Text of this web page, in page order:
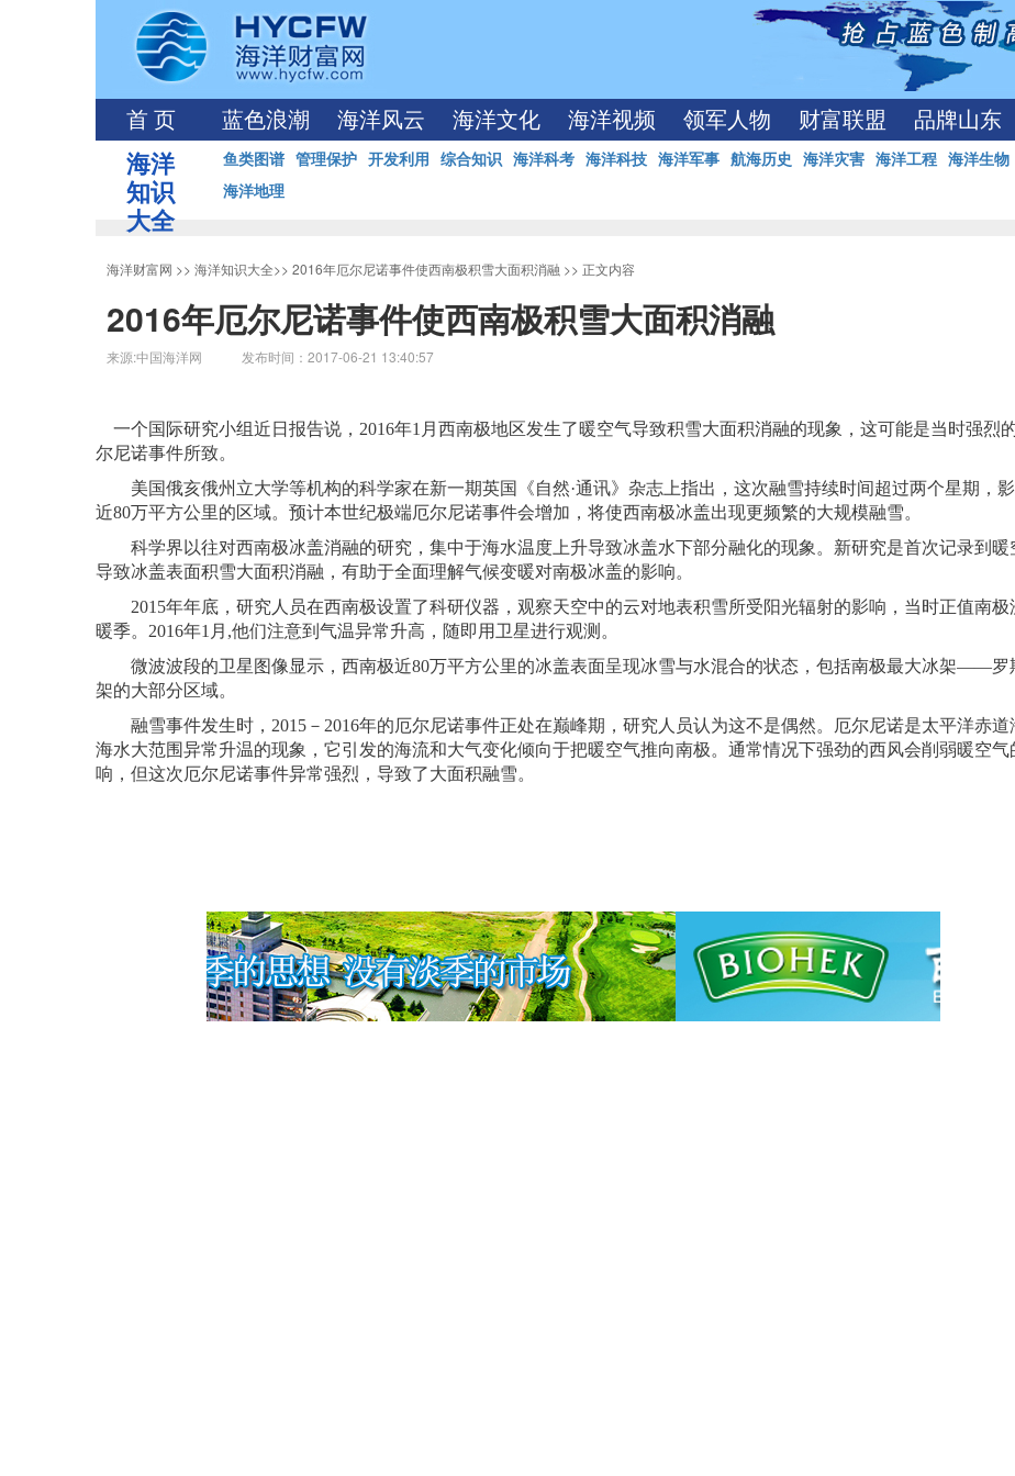
首 页 蓝色浪潮 海洋风云 海洋文化 海洋视频 领军人物 财富联盟 品牌山东
海洋
知识
大全
鱼类图谱 管理保护 开发利用 综合知识 海洋科考 海洋科技 海洋军事 航海历史 海洋灾害 海洋工程 海洋生物
海洋地理
海洋财富网 >> 海洋知识大全>> 2016年厄尔尼诺事件使西南极积雪大面积消融 >> 正文内容
2016年厄尔尼诺事件使西南极积雪大面积消融
来源:中国海洋网 发布时间：2017-06-21 13:40:57
一个国际研究小组近日报告说，2016年1月西南极地区发生了暖空气导致积雪大面积消融的现象，这可能是当时强烈
尔尼诺事件所致。
美国俄亥俄州立大学等机构的科学家在新一期英国《自然·通讯》杂志上指出，这次融雪持续时间超过两个星期，
近80万平方公里的区域。预计本世纪极端厄尔尼诺事件会增加，将使西南极冰盖出现更频繁的大规模融雪。
科学界以往对西南极冰盖消融的研究，集中于海水温度上升导致冰盖水下部分融化的现象。新研究是首次记录到暖
导致冰盖表面积雪大面积消融，有助于全面理解气候变暖对南极冰盖的影响。
2015年年底，研究人员在西南极设置了科研仪器，观察天空中的云对地表积雪所受阳光辐射的影响，当时正值南极
暖季。2016年1月,他们注意到气温异常升高，随即用卫星进行观测。
微波波段的卫星图像显示，西南极近80万平方公里的冰盖表面呈现冰雪与水混合的状态，包括南极最大冰架——罗
架的大部分区域。
融雪事件发生时，2015－2016年的厄尔尼诺事件正处在巅峰期，研究人员认为这不是偶然。厄尔尼诺是太平洋赤道
海水大范围异常升温的现象，它引发的海流和大气变化倾向于把暖空气推向南极。通常情况下强劲的西风会削弱暖空气
响，但这次厄尔尼诺事件异常强烈，导致了大面积融雪。